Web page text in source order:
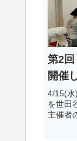
第2回
開催
4/15(水
を世田
主催者
用の